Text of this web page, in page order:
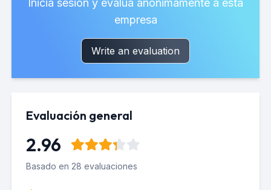
Inicia sesión y evalúa anónimamente a esta
empresa
Write an evaluation
Evaluación general
2.96
Basado en 28 evaluaciones